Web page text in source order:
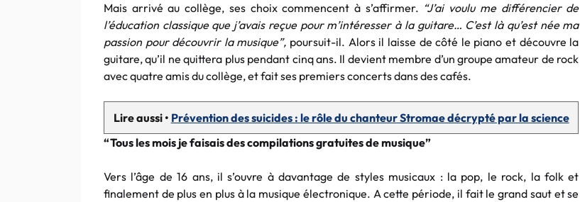
Mais arrivé au collège, ses choix commencent à s’affirmer. “J’ai voulu me différencier de
l’éducation classique que j’avais reçue pour m’intéresser à la guitare… C’est là qu’est née ma
passion pour découvrir la musique”, poursuit-il. Alors il laisse de côté le piano et découvre la
guitare, qu’il ne quittera plus pendant cinq ans. Il devient membre d’un groupe amateur de rock
avec quatre amis du collège, et fait ses premiers concerts dans des cafés.
Lire aussi • Prévention des suicides : le rôle du chanteur Stromae décrypté par la science
“Tous les mois je faisais des compilations gratuites de musique”
Vers l’âge de 16 ans, il s’ouvre à davantage de styles musicaux : la pop, le rock, la folk et
finalement de plus en plus à la musique électronique. A cette période, il fait le grand saut et se